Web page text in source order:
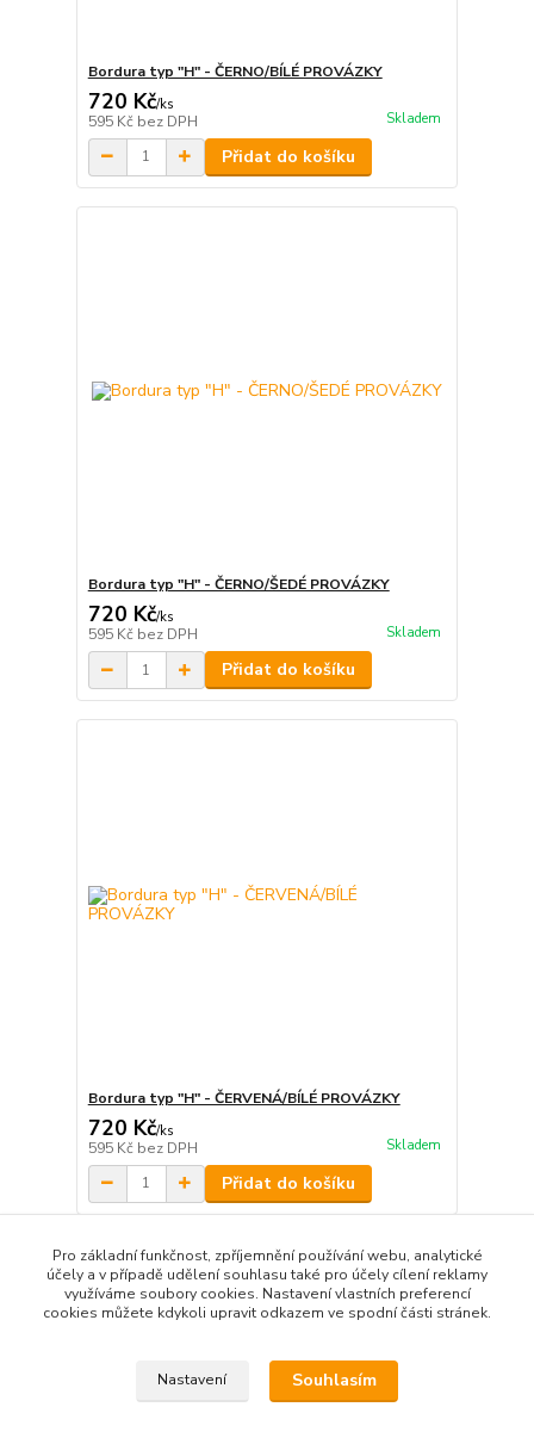
Bordura typ "H" - ČERNO/BÍLÉ PROVÁZKY
720 Kč/ks
595 Kč bez DPH Skladem
Přidat do košíku
Bordura typ "H" - ČERNO/ŠEDÉ PROVÁZKY
720 Kč/ks
595 Kč bez DPH Skladem
Přidat do košíku
Bordura typ "H" - ČERVENÁ/BÍLÉ PROVÁZKY
720 Kč/ks
595 Kč bez DPH Skladem
Přidat do košíku
Načíst další produkty (20)
strana z 3
Pro základní funkčnost, zpříjemnění používání webu, analytické
účely a v případě udělení souhlasu také pro účely cílení reklamy
využíváme soubory cookies. Nastavení vlastních preferencí
cookies můžete kdykoli upravit odkazem ve spodní části stránek.
Nastavení Souhlasím